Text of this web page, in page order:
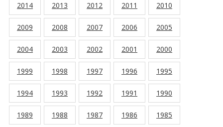
2014 2013 2012 2011 2010
2009 2008 2007 2006 2005
2004 2003 2002 2001 2000
1999 1998 1997 1996 1995
1994 1993 1992 1991 1990
1989 1988 1987 1986 1985